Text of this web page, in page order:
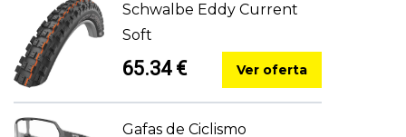
Schwalbe Eddy Current
Soft
65.34 € Ver oferta
Gafas de Ciclismo